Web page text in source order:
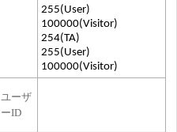
255(User)
100000(Visitor)
254(TA)
255(User)
100000(Visitor)
ユーザ
ーID